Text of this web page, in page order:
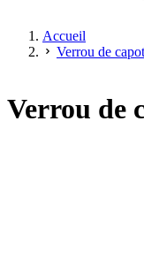
Accueil
Verrou de
Verrou de